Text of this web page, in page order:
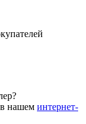
нашем интернет-